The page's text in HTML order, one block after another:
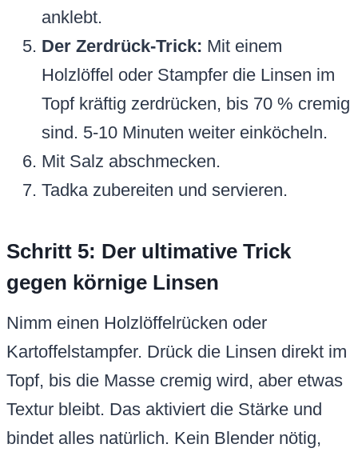
anklebt.
Der Zerdrück-Trick: Mit einem
Holzlöffel oder Stampfer die Linsen im
Topf kräftig zerdrücken, bis 70 % cremig
sind. 5-10 Minuten weiter einköcheln.
Mit Salz abschmecken.
Tadka zubereiten und servieren.
Schritt 5: Der ultimative Trick
gegen körnige Linsen
Nimm einen Holzlöffelrücken oder
Kartoffelstampfer. Drück die Linsen direkt im
Topf, bis die Masse cremig wird, aber etwas
Textur bleibt. Das aktiviert die Stärke und
bindet alles natürlich. Kein Blender nötig,